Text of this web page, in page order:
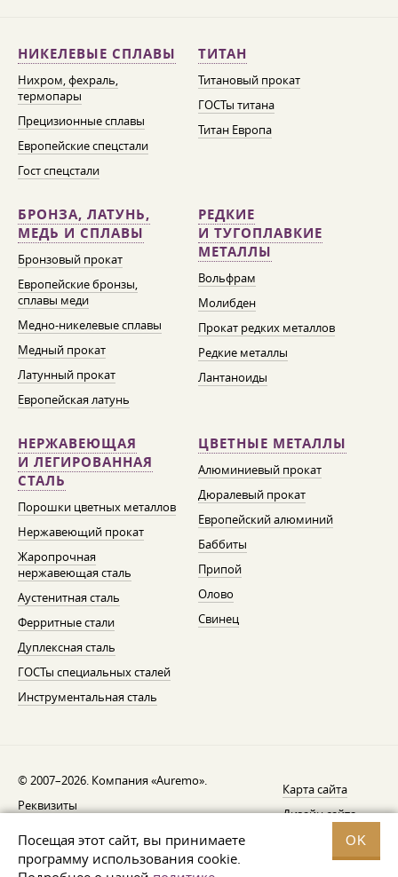
Посещая этот сайт, вы принимаете
программу использования cookie.
OK
НИКЕЛЕВЫЕ СПЛАВЫ
Нихром, фехраль,
термопары
Прецизионные сплавы
Европейские спецстали
Гост спецстали
ТИТАН
Титановый прокат
ГОСТы титана
Титан Европа
БРОНЗА, ЛАТУНЬ,
МЕДЬ И СПЛАВЫ
Бронзовый прокат
Европейские бронзы,
сплавы меди
Медно-никелевые сплавы
Медный прокат
Латунный прокат
Европейская латунь
РЕДКИЕ
И ТУГОПЛАВКИЕ
МЕТАЛЛЫ
Вольфрам
Молибден
Прокат редких металлов
Редкие металлы
Лантаноиды
НЕРЖАВЕЮЩАЯ
И ЛЕГИРОВАННАЯ
СТАЛЬ
Порошки цветных металлов
Нержавеющий прокат
Жаропрочная
нержавеющая сталь
Аустенитная сталь
Ферритные стали
Дуплексная сталь
ГОСТы специальных сталей
Инструментальная сталь
ЦВЕТНЫЕ МЕТАЛЛЫ
Алюминиевый прокат
Дюралевый прокат
Европейский алюминий
Баббиты
Припой
Олово
Свинец
© 2007–2026. Компания «Auremo».
Реквизиты
Уведомление об отзыве
Карта сайта
Дизайн сайта —